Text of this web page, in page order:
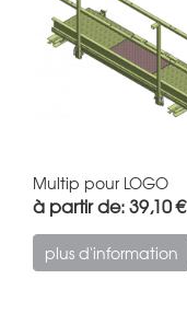
Multip pour LOGO
à partir de: 39,10 €
plus d'information